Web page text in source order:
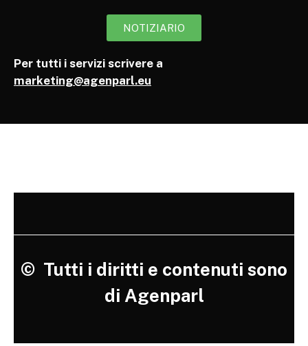
NOTIZIARIO
Per tutti i servizi scrivere a
marketing@agenparl.eu
© Tutti i diritti e contenuti sono
di Agenparl